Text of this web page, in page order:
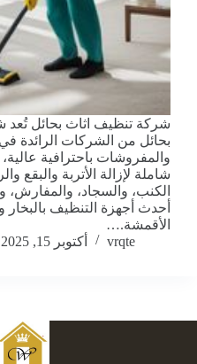
شركة تنظيف اثاث بحائل تُعد
بحائل من الشركات الرائدة
والمفروشات باحترافية
شاملة لإزالة الأتربة والبقع
الكنب، والسجاد، والمفارش،
أحدث أجهزة التنظيف بالبخار
الأقمشة.…
vrqte
أكتوبر 15, 2025